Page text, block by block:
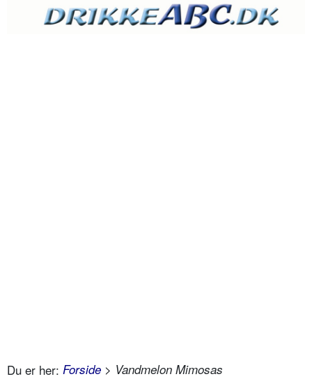
Du er her: Forside > Vandmelon Mimosas